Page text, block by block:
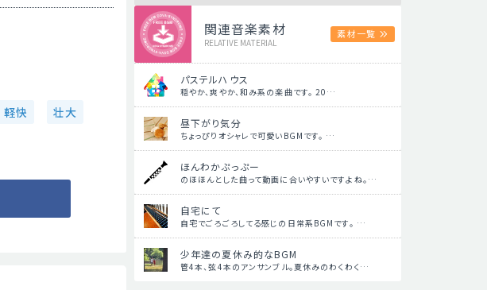
軽快 壮大
関連音楽素材
RELATIVE MATERIAL
素材一覧
パステルハウス
穏やか、爽やか、和み系の楽曲です。 20…
昼下がり気分
ちょっぴりオシャレで可愛いBGMです。 …
ほんわかぷっぷー
のほほんとした曲って動画に合いやすいですよね。…
自宅にて
自宅でごろごろしてる感じの日常系BGMです。 …
少年達の夏休み的なBGM
管4本、弦4本のアンサンブル。夏休みのわくわく…